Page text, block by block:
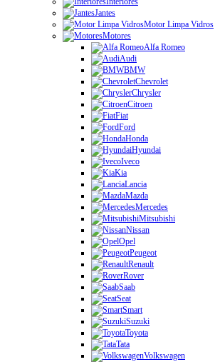
Jantes
Motor Limpa Vidros
Motores
Alfa Romeo
Audi
BMW
Chevrolet
Chrysler
Citroen
Fiat
Ford
Honda
Hyundai
Iveco
Kia
Lancia
Mazda
Mercedes
Mitsubishi
Nissan
Opel
Peugeot
Renault
Rover
Saab
Seat
Smart
Suzuki
Toyota
Tata
Volkswagen